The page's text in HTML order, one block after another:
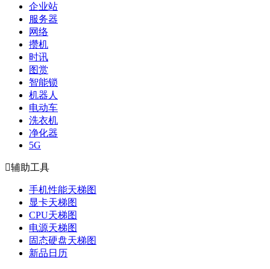
企业站
服务器
网络
攒机
时讯
图赏
智能锁
机器人
电动车
洗衣机
净化器
5G
辅助工具
手机性能天梯图
显卡天梯图
CPU天梯图
电源天梯图
固态硬盘天梯图
新品日历